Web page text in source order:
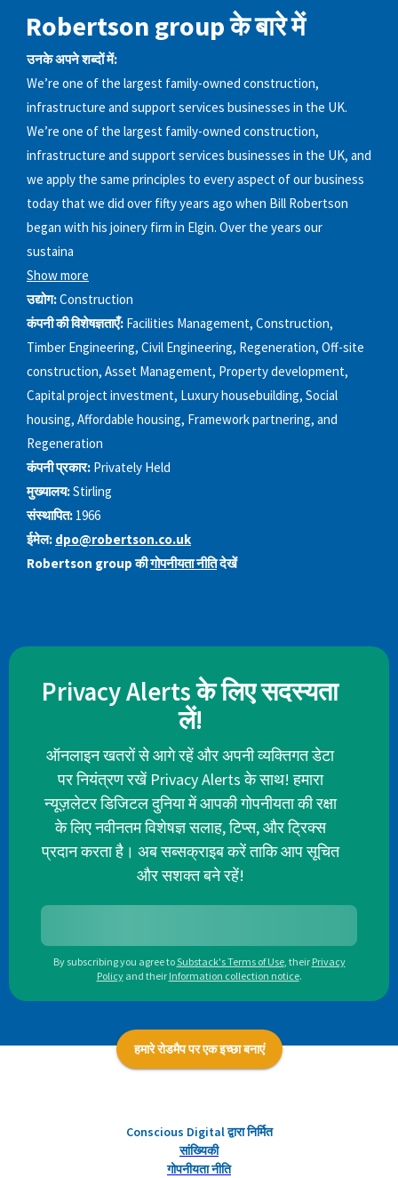
Robertson group के बारे में
उनके अपने शब्दों में:
We’re one of the largest family-owned construction,
infrastructure and support services businesses in the UK.
We’re one of the largest family-owned construction,
infrastructure and support services businesses in the UK, and
we apply the same principles to every aspect of our business
today that we did over fifty years ago when Bill Robertson
began with his joinery firm in Elgin. Over the years our
sustaina
Show more
उद्योग:Construction
कंपनी की विशेषज्ञताएँ: Facilities Management, Construction,
Timber Engineering, Civil Engineering, Regeneration, Off-site
construction, Asset Management, Property development,
Capital project investment, Luxury housebuilding, Social
housing, Affordable housing, Framework partnering, and
Regeneration
कंपनी प्रकार: Privately Held
मुख्यालय:Stirling
संस्थापित: 1966
ईमेल: dpo@robertson.co.uk
Robertson group कीगोपनीयता नीतिदेखें
Privacy Alerts के लिए सदस्यता
लें!
ऑनलाइन खतरों से आगे रहें और अपनी व्यक्तिगत डेटा
पर नियंत्रण रखें Privacy Alerts के साथ! हमारा
न्यूज़लेटर डिजिटल दुनिया में आपकी गोपनीयता की रक्षा
के लिए नवीनतम विशेषज्ञ सलाह, टिप्स, और ट्रिक्स
प्रदान करता है। अब सब्सक्राइब करें ताकि आप सूचित
और सशक्त बने रहें!
By subscribing you agree toSubstack's Terms of Use, their Privacy
Policy and their Information collection notice.
हमारे रोडमैप पर एक इच्छा बनाएं
Conscious Digital द्वारा निर्मित
सांख्यिकी
गोपनीयता नीति